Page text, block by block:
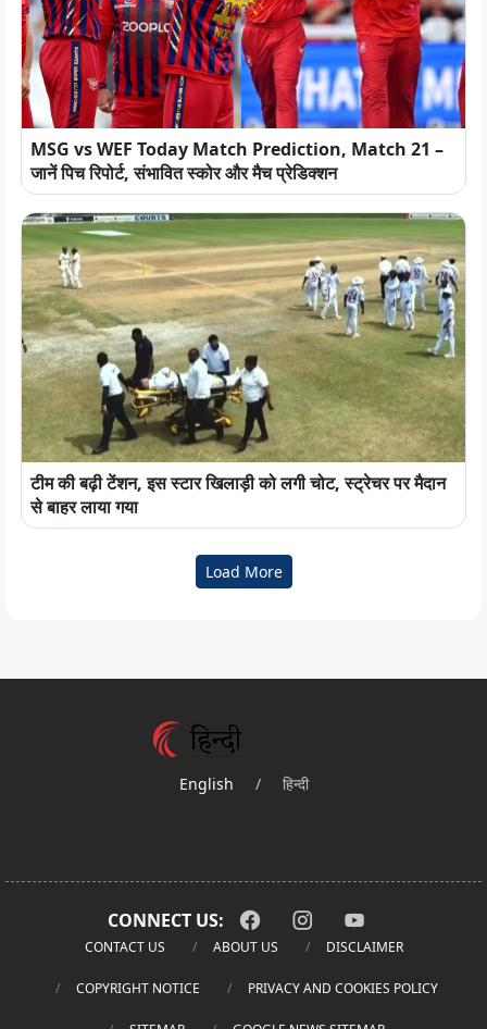
MSG vs WEF Today Match Prediction, Match 21 –
जानें पिच रिपोर्ट, संभावित स्कोर और मैच प्रेडिक्शन
टीम की बढ़ी टेंशन, इस स्टार खिलाड़ी को लगी चोट, स्ट्रेचर पर मैदान
से बाहर लाया गया
Load More
English / हिन्दी
CONNECT US:
CONTACT US ABOUT US DISCLAIMER
COPYRIGHT NOTICE PRIVACY AND COOKIES POLICY